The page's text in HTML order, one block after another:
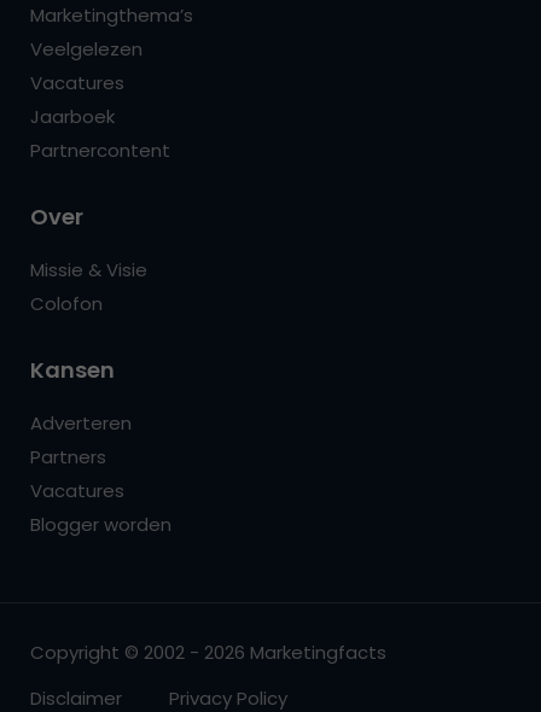
Marketingthema’s
Veelgelezen
Vacatures
Jaarboek
Partnercontent
Over
Missie & Visie
Colofon
Kansen
Adverteren
Partners
Vacatures
Blogger worden
Copyright © 2002 - 2026 Marketingfacts
Disclaimer
Privacy Policy